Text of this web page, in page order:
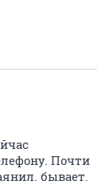
Почти
бывает.